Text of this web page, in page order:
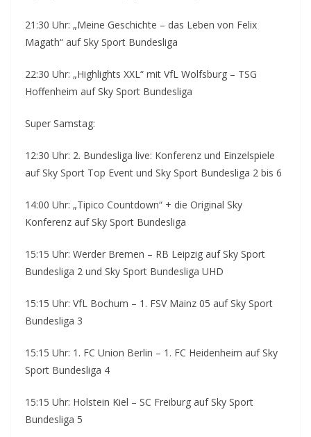
21:30 Uhr: „Meine Geschichte – das Leben von Felix
Magath“ auf Sky Sport Bundesliga
22:30 Uhr: „Highlights XXL“ mit VfL Wolfsburg – TSG
Hoffenheim auf Sky Sport Bundesliga
Super Samstag:
12:30 Uhr: 2. Bundesliga live: Konferenz und Einzelspiele
auf Sky Sport Top Event und Sky Sport Bundesliga 2 bis 6
14:00 Uhr: „Tipico Countdown“ + die Original Sky
Konferenz auf Sky Sport Bundesliga
15:15 Uhr: Werder Bremen – RB Leipzig auf Sky Sport
Bundesliga 2 und Sky Sport Bundesliga UHD
15:15 Uhr: VfL Bochum – 1. FSV Mainz 05 auf Sky Sport
Bundesliga 3
15:15 Uhr: 1. FC Union Berlin – 1. FC Heidenheim auf Sky
Sport Bundesliga 4
15:15 Uhr: Holstein Kiel – SC Freiburg auf Sky Sport
Bundesliga 5